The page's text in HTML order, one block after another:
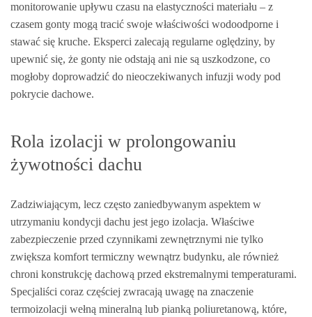
monitorowanie upływu czasu na elastyczności materiału – z
czasem gonty mogą tracić swoje właściwości wodoodporne i
stawać się kruche. Eksperci zalecają regularne oględziny, by
upewnić się, że gonty nie odstają ani nie są uszkodzone, co
mogłoby doprowadzić do nieoczekiwanych infuzji wody pod
pokrycie dachowe.
Rola izolacji w prolongowaniu
żywotności dachu
Zadziwiającym, lecz często zaniedbywanym aspektem w
utrzymaniu kondycji dachu jest jego izolacja. Właściwe
zabezpieczenie przed czynnikami zewnętrznymi nie tylko
zwiększa komfort termiczny wewnątrz budynku, ale również
chroni konstrukcję dachową przed ekstremalnymi temperaturami.
Specjaliści coraz częściej zwracają uwagę na znaczenie
termoizolacji wełną mineralną lub pianką poliuretanową, które,